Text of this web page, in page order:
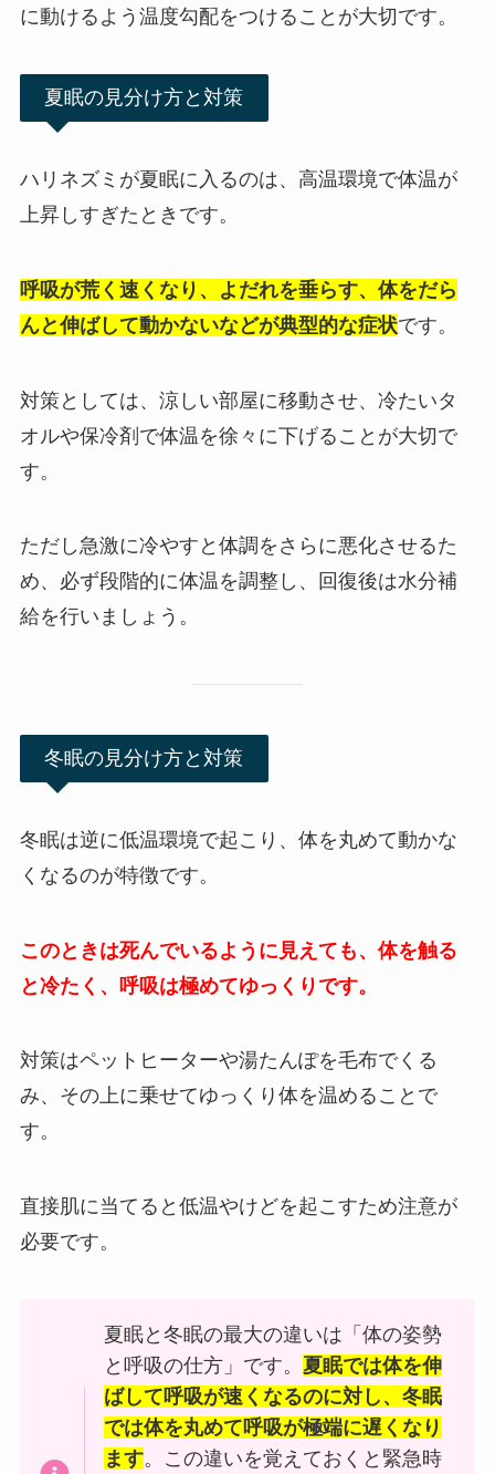
に動けるよう温度勾配をつけることが大切です。
夏眠の見分け方と対策
ハリネズミが夏眠に入るのは、高温環境で体温が
上昇しすぎたときです。
呼吸が荒く速くなり、よだれを垂らす、体をだら
んと伸ばして動かないなどが典型的な症状です。
対策としては、涼しい部屋に移動させ、冷たいタ
オルや保冷剤で体温を徐々に下げることが大切で
す。
ただし急激に冷やすと体調をさらに悪化させるた
め、必ず段階的に体温を調整し、回復後は水分補
給を行いましょう。
冬眠の見分け方と対策
冬眠は逆に低温環境で起こり、体を丸めて動かな
くなるのが特徴です。
このときは死んでいるように見えても、体を触る
と冷たく、呼吸は極めてゆっくりです。
対策はペットヒーターや湯たんぽを毛布でくる
み、その上に乗せてゆっくり体を温めることで
す。
直接肌に当てると低温やけどを起こすため注意が
必要です。
夏眠と冬眠の最大の違いは「体の姿勢
と呼吸の仕方」です。 夏眠では体を伸
ばして呼吸が速くなるのに対し、冬眠
では体を丸めて呼吸が極端に遅くなり
ます。この違いを覚えておくと緊急時